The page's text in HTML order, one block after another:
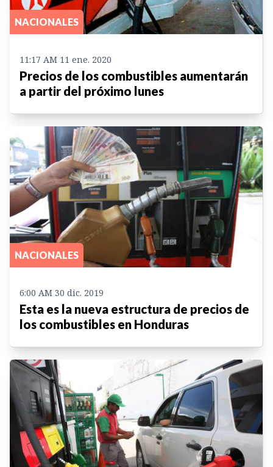
NACIONALES
11:17 AM 11 ene. 2020
Precios de los combustibles aumentarán
a partir del próximo lunes
NACIONALES
6:00 AM 30 dic. 2019
Esta es la nueva estructura de precios de
los combustibles en Honduras